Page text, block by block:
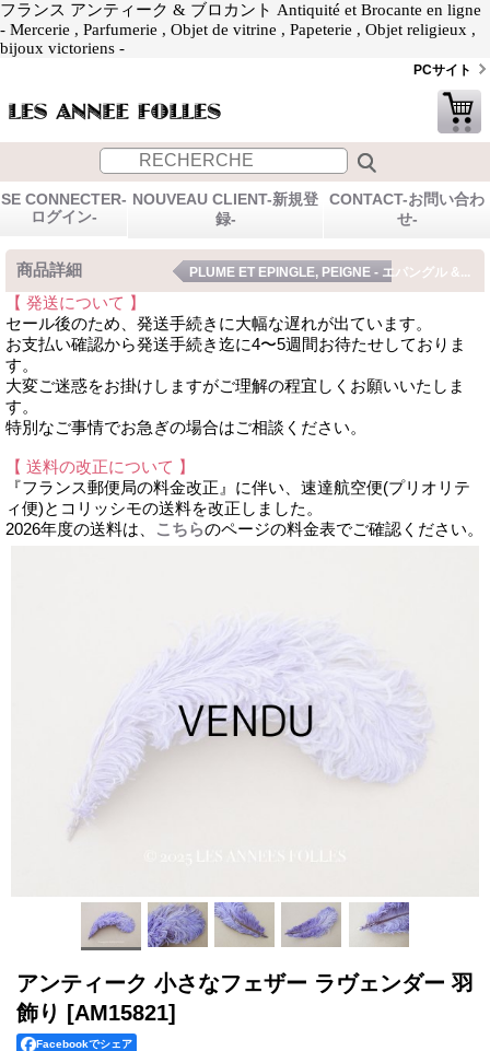
フランス アンティーク & ブロカント Antiquité et Brocante en ligne
- Mercerie , Parfumerie , Objet de vitrine , Papeterie , Objet religieux ,
bijoux victoriens -
PCサイト
SE CONNECTER-
ログイン-
NOUVEAU CLIENT-新規登
録-
CONTACT-お問い合わ
せ-
商品詳細 PLUME ET EPINGLE, PEIGNE - エパングル &...
【 発送について 】
セール後のため、発送手続きに大幅な遅れが出ています。
お支払い確認から発送手続き迄に4〜5週間お待たせしておりま
す。
大変ご迷惑をお掛けしますがご理解の程宜しくお願いいたしま
す。
特別なご事情でお急ぎの場合はご相談ください。
【 送料の改正について 】
『フランス郵便局の料金改正』に伴い、速達航空便(プリオリテ
ィ便)とコリッシモの送料を改正しました。
2026年度の送料は、
こちらのページの料金表でご確認ください。
アンティーク 小さなフェザー ラヴェンダー 羽
飾り [AM15821]
Facebookでシェア